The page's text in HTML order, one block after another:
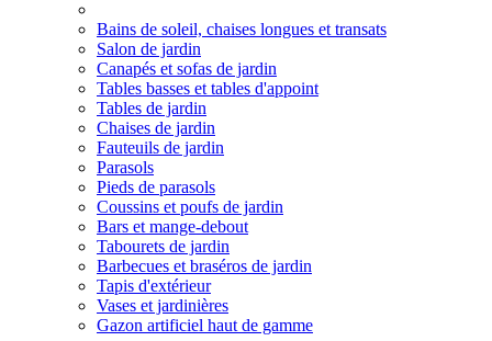
Bains de soleil, chaises longues et transats
Salon de jardin
Canapés et sofas de jardin
Tables basses et tables d'appoint
Tables de jardin
Chaises de jardin
Fauteuils de jardin
Parasols
Pieds de parasols
Coussins et poufs de jardin
Bars et mange-debout
Tabourets de jardin
Barbecues et braséros de jardin
Tapis d'extérieur
Vases et jardinières
Gazon artificiel haut de gamme